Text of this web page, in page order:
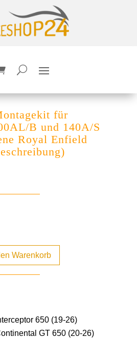
für
B und 140A/S
Royal Enfield
Warenkorb
650 (19-26)
GT 650 (20-26)